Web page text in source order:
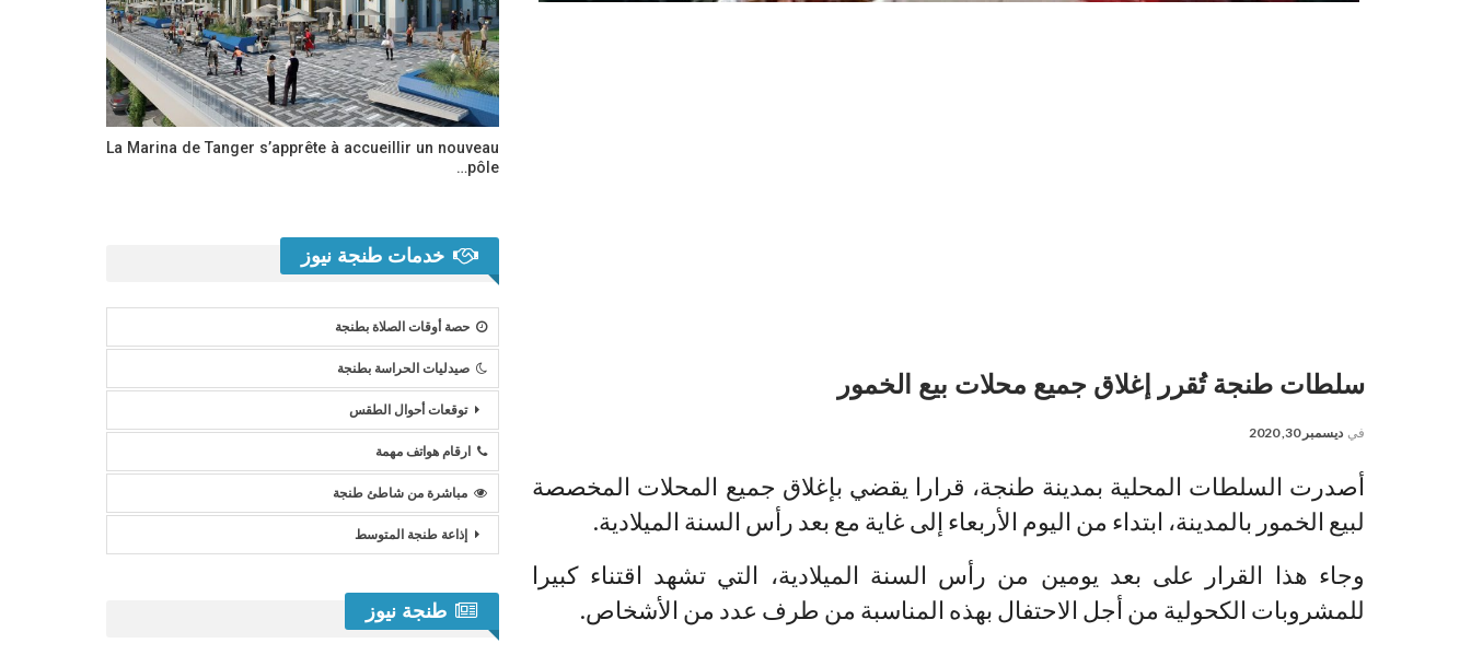
سلطات طنجة تُقرر إغلاق جميع محلات بيع الخمور
في ديسمبر 30, 2020
أصدرت السلطات المحلية بمدينة طنجة، قرارا يقضي بإغلاق جميع المحلات المخصصة
لبيع الخمور بالمدينة، ابتداء من اليوم الأربعاء إلى غاية مع بعد رأس السنة الميلادية.
وجاء هذا القرار على بعد يومين من رأس السنة الميلادية، التي تشهد اقتناء كبيرا
للمشروبات الكحولية من أجل الاحتفال بهذه المناسبة من طرف عدد من الأشخاص.
La Marina de Tanger s’apprête à accueillir un nouveau
pôle…
خدمات طنجة نيوز
حصة أوقات الصلاة بطنجة
صيدليات الحراسة بطنجة
توقعات أحوال الطقس
ارقام هواتف مهمة
مباشرة من شاطئ طنجة
إذاعة طنجة المتوسط
طنجة نيوز